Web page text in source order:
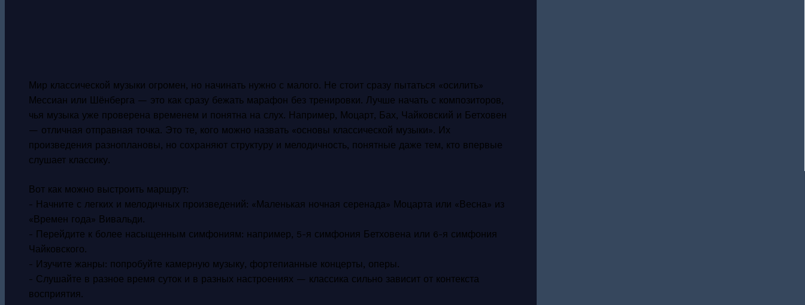
Мир классической музыки огромен, но начинать нужно с малого. Не стоит сразу пытаться «осилить»
Мессиан или Шёнберга — это как сразу бежать марафон без тренировки. Лучше начать с композиторов,
чья музыка уже проверена временем и понятна на слух. Например, Моцарт, Бах, Чайковский и Бетховен
— отличная отправная точка. Это те, кого можно назвать «основы классической музыки». Их
произведения разноплановы, но сохраняют структуру и мелодичность, понятные даже тем, кто впервые
слушает классику.
Вот как можно выстроить маршрут:
- Начните с легких и мелодичных произведений: «Маленькая ночная серенада» Моцарта или «Весна» из
«Времен года» Вивальди.
- Перейдите к более насыщенным симфониям: например, 5-я симфония Бетховена или 6-я симфония
Чайковского.
- Изучите жанры: попробуйте камерную музыку, фортепианные концерты, оперы.
- Слушайте в разное время суток и в разных настроениях — классика сильно зависит от контекста
восприятия.